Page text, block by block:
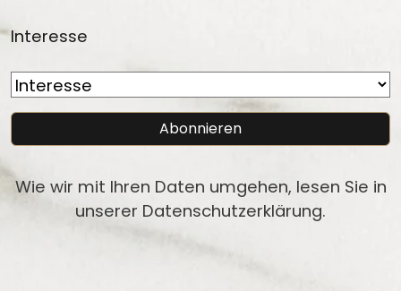
Interesse
Wie wir mit Ihren Daten umgehen, lesen Sie in
unserer Datenschutzerklärung.